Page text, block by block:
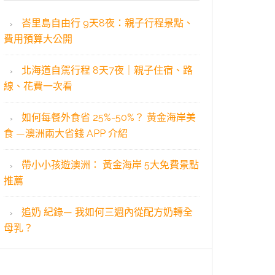
峇里島自由行 9天8夜：親子行程景點、
費用預算大公開
北海道自駕行程 8天7夜｜親子住宿、路
線、花費一次看
如何每餐外食省 25%-50%？ 黃金海岸美
食 —澳洲兩大省錢 APP 介紹
帶小小孩遊澳洲： 黃金海岸 5大免費景點
推薦
追奶 紀錄— 我如何三週內從配方奶轉全
母乳？